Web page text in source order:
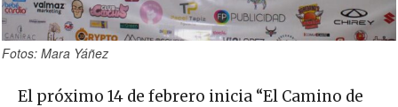
Fotos: Mara Yáñez
El próximo 14 de febrero inicia “El Camino de